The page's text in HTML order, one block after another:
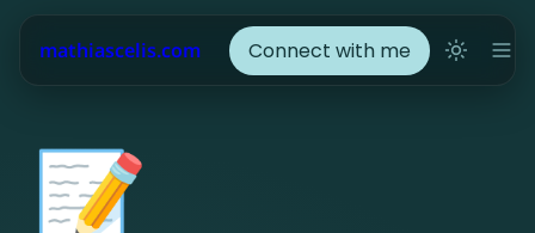
mathiascelis.com Connect with me
📝